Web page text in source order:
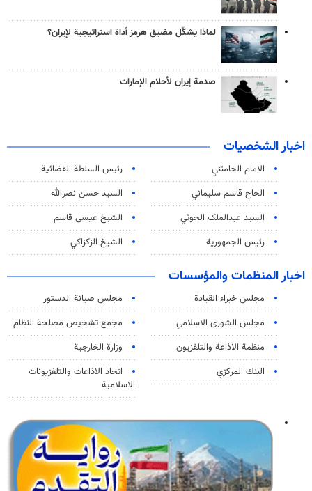
لماذا يشكّل مضيق هرمز أداة استراتيجية لإيران؟
صدمة إيران لأحلام الإمارات
اخبار الشخصيات
الامام الخامنئي
رئیس السلطة القضائیة
الحاج قاسم سليماني
السيد حسن نصرالله
السید عبدالملک الحوثي
الشيخ عيسى قاسم
رئيس الجمهورية
الشيخ الزكزاكي
اخبار المنظمات والمؤسسات
مجلس خبراء القيادة
مجلس صيانة الدستور
مجلس الشورى الاسلامي
مجمع تشخيص مصلحة النظام
منظمة الاذاعة والتلفزیون
وزارة الخارجية
البنك المركزي
اتحاد الاذاعات والتلفزيونات
الاسلامية